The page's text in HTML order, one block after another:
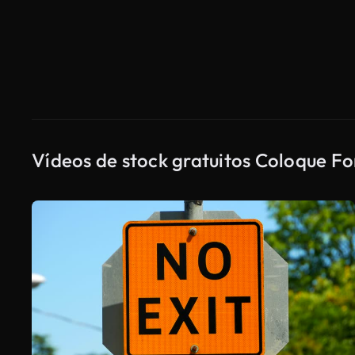
Vídeos de stock gratuitos Coloque